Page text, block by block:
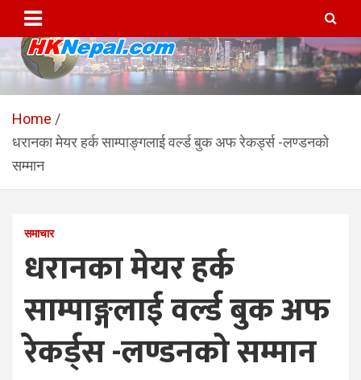
content
HKNepal.com – हङकङबाट
सञ्चालित पहिलो नेपाली अनलाईन
पत्रिका
hknepal, hknepal.com, hk nepal, hk nepal com
Home
धरानका मेयर हर्क साम्पाङ्गलाई वर्ल्ड बुक अफ रेकर्ड्स -लण्डनको
सम्मान
समाचार
धरानका मेयर हर्क
साम्पाङ्गलाई वर्ल्ड बुक अफ
रेकर्ड्स -लण्डनको सम्मान